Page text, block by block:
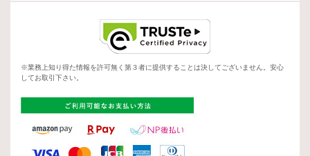
※業務上知り得た情報を許可無く第３者に提供することは決してございません。安心
してお取引下さい。